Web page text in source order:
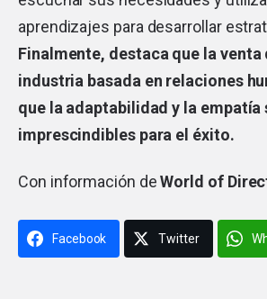
aprendizajes para desarrollar
Finalmente, destaca que la venta
industria basada en relaciones
que la adaptabilidad y la empatía
imprescindibles para el éxito.
Con información deWorld of
Facebook Twitter